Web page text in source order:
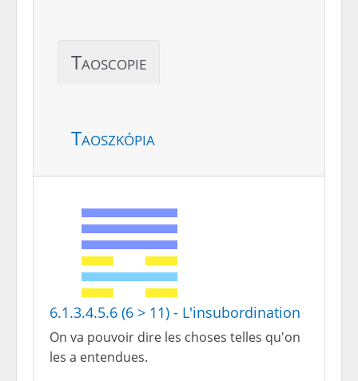
Taoscopie
Taoszkópia
6.1.3.4.5.6 (6 > 11) - L'insubordination
On va pouvoir dire les choses telles qu'on
les a entendues.